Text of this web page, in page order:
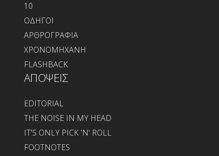
10
ΟΔΗΓΟΙ
ΑΡΘΡΟΓΡΑΦΙΑ
ΧΡΟΝΟΜΗΧΑΝΗ
FLASHBACK
ΑΠΟΨΕΙΣ
EDITORIAL
THE NOISE IN MY HEAD
IT'S ONLY PICK 'N' ROLL
FOOTNOTES